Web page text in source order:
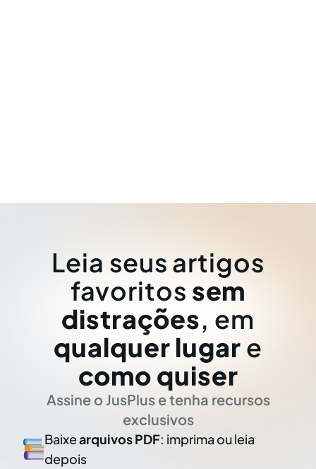
Leia seus artigos
favoritos sem
distrações, em
qualquer lugar e
como quiser
Assine o JusPlus e tenha recursos
exclusivos
Baixearquivos PDF: imprima ou leia
depois